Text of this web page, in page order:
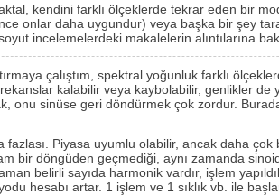
kendini farklı ölçeklerde tekrar eden bir
onlar daha uygundur) veya başka bir şey
incelemelerdeki makalelerin alıntılarına
çalıştım, spektral yoğunluk farklı
kalabilir veya kaybolabilir, genlikler
onu sinüse geri döndürmek çok zordur.
fazlası. Piyasa uyumlu olabilir, ancak daha
bir döngüden geçmediği, aynı zamanda
belirli sayıda harmonik vardır, işlem
hesabı artar. 1 işlem ve 1 sıklık vb. ile